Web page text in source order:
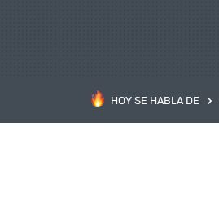
HOY SE HABLA DE